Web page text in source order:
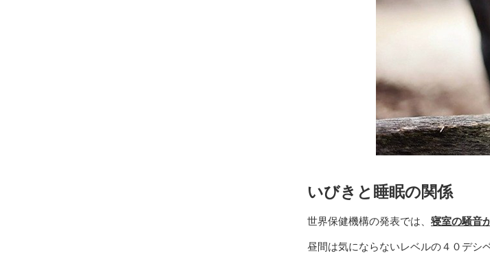
いびきと睡眠の関係
世界保健機構の発表では、 寝室の騒音
昼間は気にならないレベルの４０デシ